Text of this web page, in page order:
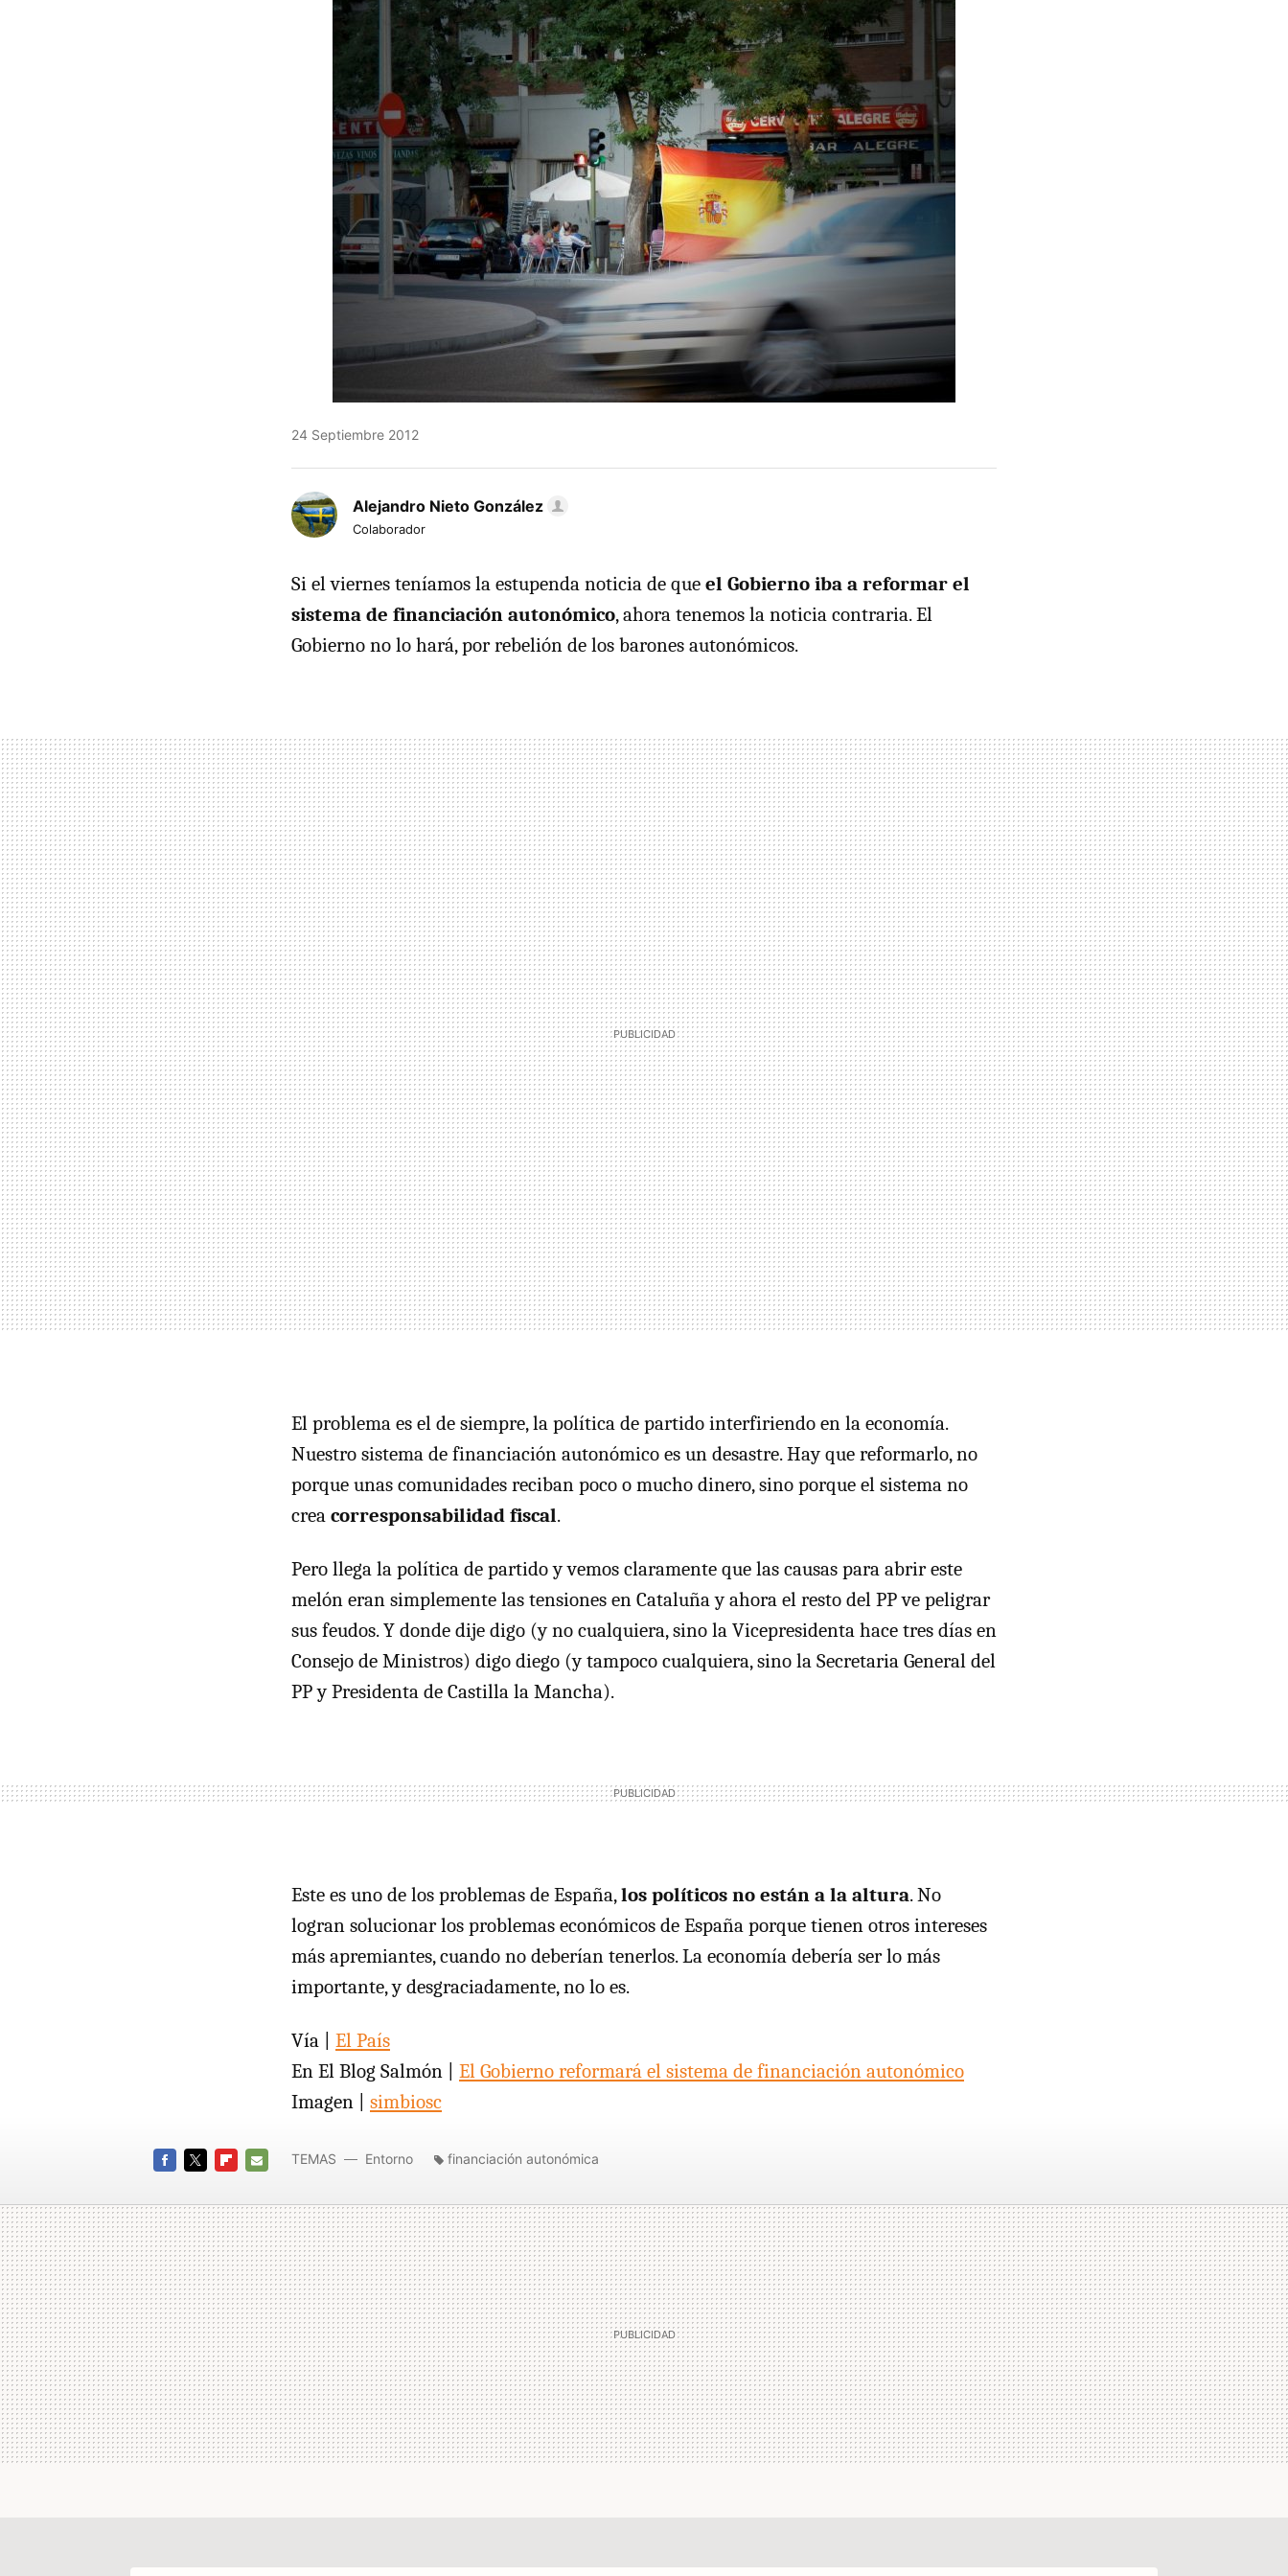
24 Septiembre 2012
Alejandro Nieto González
Colaborador
Si el viernes teníamos la estupenda noticia de que el Gobierno iba a reformar el
sistema de financiación autonómico, ahora tenemos la noticia contraria. El
Gobierno no lo hará, por rebelión de los barones autonómicos.
El problema es el de siempre, la política de partido interfiriendo en la economía.
Nuestro sistema de financiación autonómico es un desastre. Hay que reformarlo, no
porque unas comunidades reciban poco o mucho dinero, sino porque el sistema no
crea corresponsabilidad fiscal.
Pero llega la política de partido y vemos claramente que las causas para abrir este
melón eran simplemente las tensiones en Cataluña y ahora el resto del PP ve peligrar
sus feudos. Y donde dije digo (y no cualquiera, sino la Vicepresidenta hace tres días en
Consejo de Ministros) digo diego (y tampoco cualquiera, sino la Secretaria General del
PP y Presidenta de Castilla la Mancha).
Este es uno de los problemas de España,los políticos no están a la altura. No
logran solucionar los problemas económicos de España porque tienen otros intereses
más apremiantes, cuando no deberían tenerlos. La economía debería ser lo más
importante, y desgraciadamente, no lo es.
Vía | El País
En El Blog Salmón | El Gobierno reformará el sistema de financiación autonómico
Imagen | simbiosc
MAIL
TEMAS Entorno financiación autonómica